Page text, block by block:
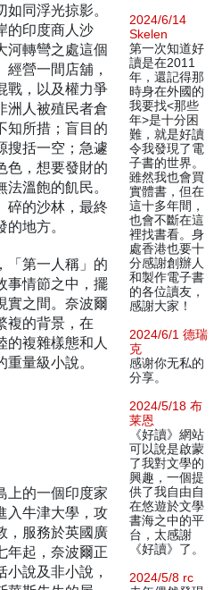
同浮光掠影。
的印度商人沙
河轉彎之處這個
營一間店舖，
戰，以及權力爭
洲人被殖民者倉
知所措；盲目的
搜括一空；急遽
色，想要發財的
溫飽的飢民。
碎的沙林，最終
地方。
「第一人稱」的
事情節之中，擺
實之間。奈波爾
複的背景，在
的複雜樣態和人
量級小說。
上的一個印度家
入牛津大學，攻
，服務於英國廣
年起，奈波爾正
說及非小說，
2024/6/14
Skelen
第一次知道好
讀是在2011
年，還記得那
時身在外國的
我要找<那些
年>是十分困
難，就是好讀
令我發現了電
子書的世界。
雖然我也會買
實體書，但在
這十多年間，
也會不斷在這
裡找書看。身
處香港也要十
分感謝創辦人
和製作電子書
的各位讀友，
感謝大家！
2024/6/1 德瑞
克
感谢你无私的
分享。
2024/5/18 布
莱恩
《好讀》網站
可以說是啟蒙
了我對文學的
興趣，一個提
供了我自由自
在悠遊於文學
書海之中的平
台，太感謝
《好讀》了。
2024/5/8 rc